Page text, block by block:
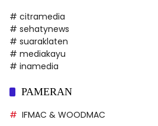
# citramedia
# sehatynews
# suaraklaten
# mediakayu
# inamedia
PAMERAN
IFMAC & WOODMAC